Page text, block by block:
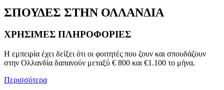
ΣΠΟΥΔΕΣ ΣΤΗΝ ΟΛΛΑΝΔΙΑ
ΧΡΗΣΙΜΕΣ ΠΛΗΡΟΦΟΡΙΕΣ
Η εμπειρία έχει δείξει ότι οι φοιτητές που ζουν και σπουδάζουν
στην Ολλανδία δαπανούν μεταξύ € 800 και €1.100 το μήνα.
Περισσότερα